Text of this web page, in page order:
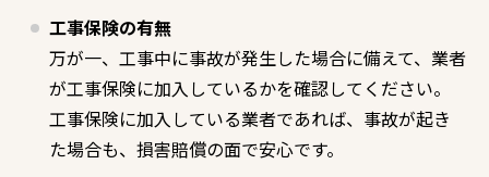
工事保険の有無
万が一、工事中に事故が発生した場合に備えて、業者
が工事保険に加入しているかを確認してください。
工事保険に加入している業者であれば、事故が起き
た場合も、損害賠償の面で安心です。